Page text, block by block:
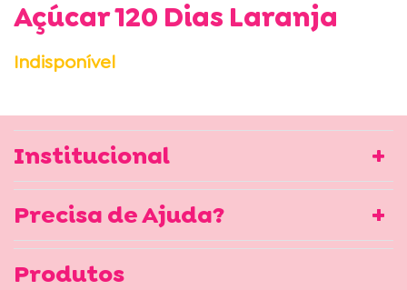
Açúcar 120 Dias Laranja
Indisponível
Institucional
Precisa de Ajuda?
Produtos